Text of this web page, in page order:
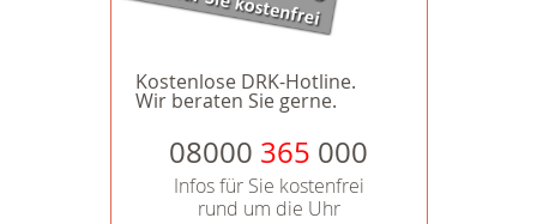
Kostenlose DRK-Hotline.
Wir beraten Sie gerne.
08000 365 000
Infos für Sie kostenfrei
rund um die Uhr